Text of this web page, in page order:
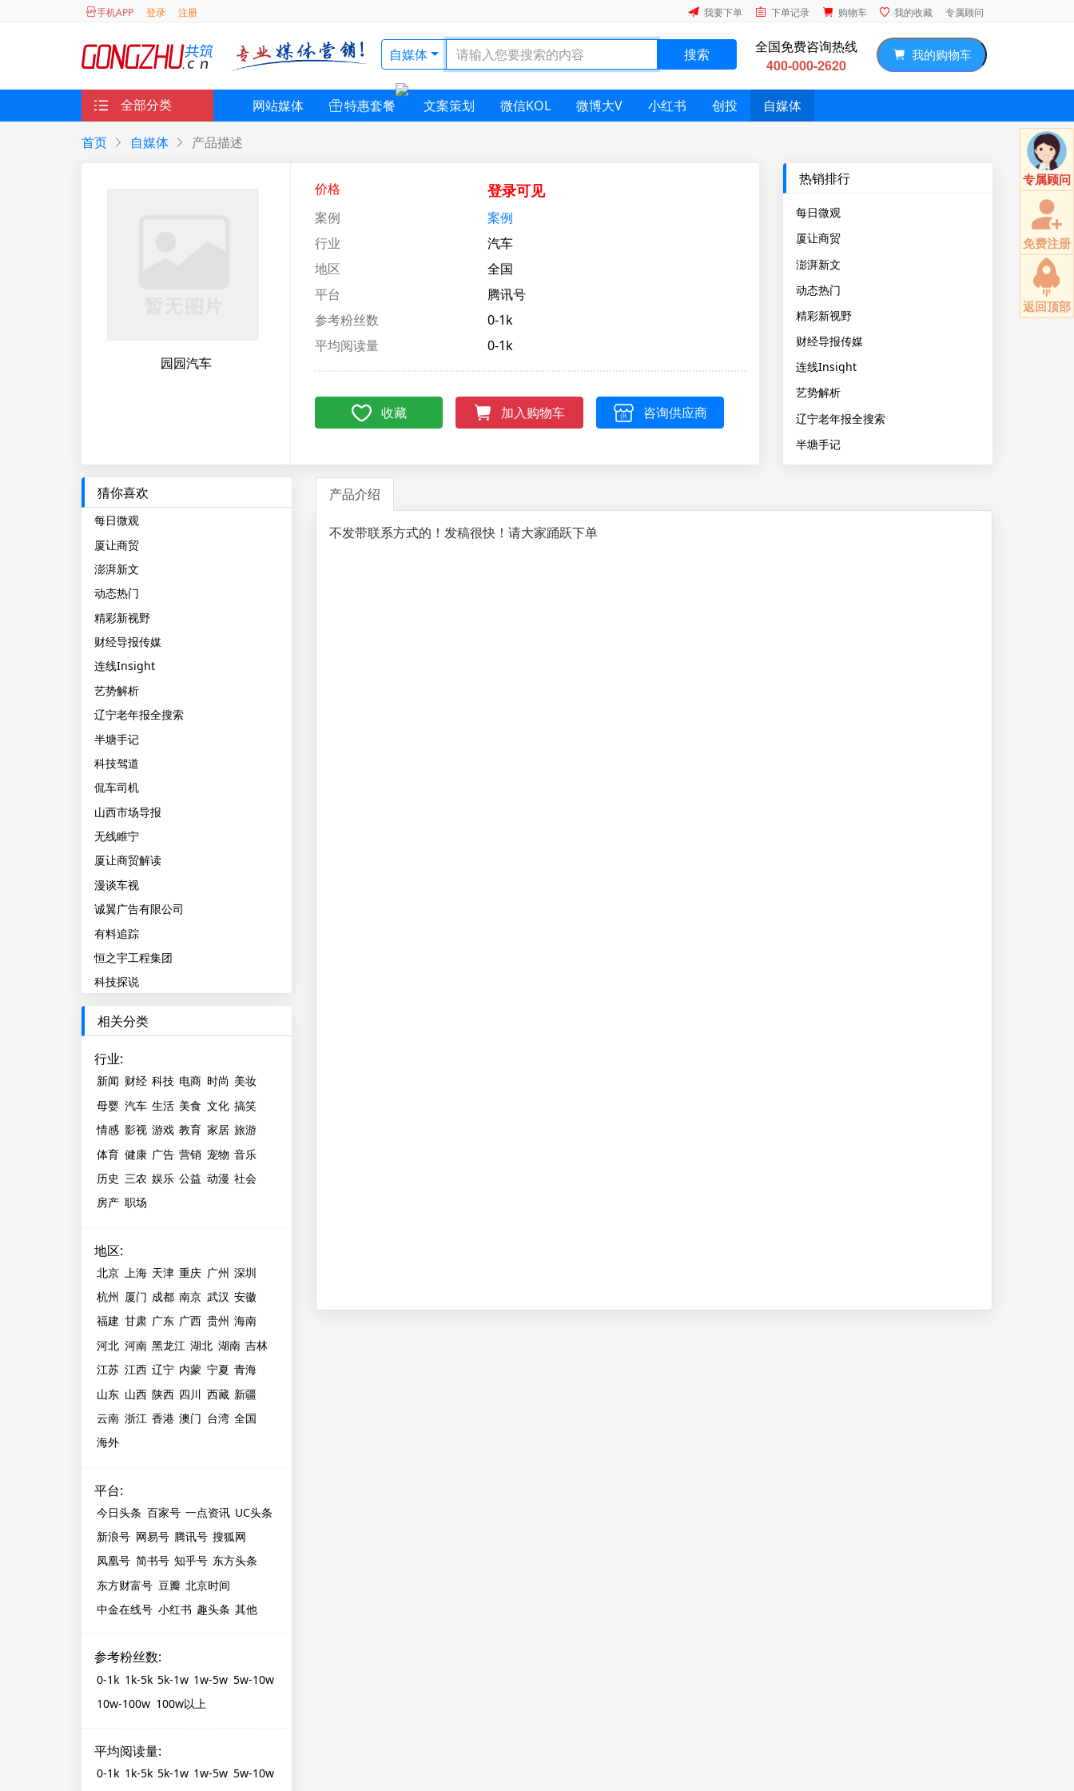
手机APP 登录 注册 我要下单 下单记录 购物车 我的收藏 专属顾问
自媒体 搜索 全国免费咨询热线
400-000-2620
我的购物车
全部分类 网站媒体 特惠套餐 文案策划 微信KOL 微博大V 小红书 创投 自媒体
首页 自媒体 产品描述
园园汽车
价格 登录可见
案例
案例
行业
汽车
地区
全国
平台
腾讯号
参考粉丝数
0-1k
平均阅读量
0-1k
收藏 加入购物车 咨询供应商
热销排行
每日微观
厦让商贸
澎湃新文
动态热门
精彩新视野
财经导报传媒
连线Insight
艺势解析
辽宁老年报全搜索
半塘手记
猜你喜欢
每日微观
厦让商贸
澎湃新文
动态热门
精彩新视野
财经导报传媒
连线Insight
艺势解析
辽宁老年报全搜索
半塘手记
科技驾道
侃车司机
山西市场导报
无线睢宁
厦让商贸解读
漫谈车视
诚翼广告有限公司
有料追踪
恒之宇工程集团
科技探说
相关分类
行业:
新闻 财经 科技 电商 时尚 美妆
母婴 汽车 生活 美食 文化 搞笑
情感 影视 游戏 教育 家居 旅游
体育 健康 广告 营销 宠物 音乐
历史 三农 娱乐 公益 动漫 社会
房产 职场
地区:
北京 上海 天津 重庆 广州 深圳
杭州 厦门 成都 南京 武汉 安徽
福建 甘肃 广东 广西 贵州 海南
河北 河南 黑龙江 湖北 湖南 吉林
江苏 江西 辽宁 内蒙 宁夏 青海
山东 山西 陕西 四川 西藏 新疆
云南 浙江 香港 澳门 台湾 全国
海外
平台:
今日头条 百家号 一点资讯 UC头条
新浪号 网易号 腾讯号 搜狐网
凤凰号 简书号 知乎号 东方头条
东方财富号 豆瓣 北京时间
中金在线号 小红书 趣头条 其他
参考粉丝数:
0-1k 1k-5k 5k-1w 1w-5w 5w-10w
10w-100w 100w以上
平均阅读量:
0-1k 1k-5k 5k-1w 1w-5w 5w-10w
产品介绍
不发带联系方式的！发稿很快！请大家踊跃下单
专属顾问
免费注册
返回顶部